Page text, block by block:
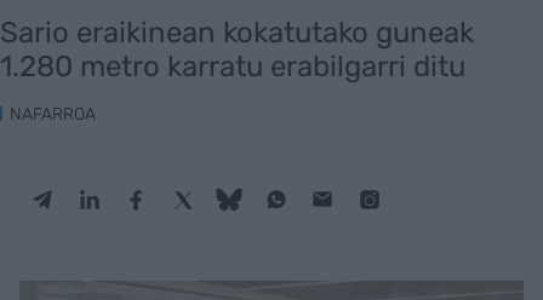
Sario eraikinean kokatutako guneak
1.280 metro karratu erabilgarri ditu
NAFARROA